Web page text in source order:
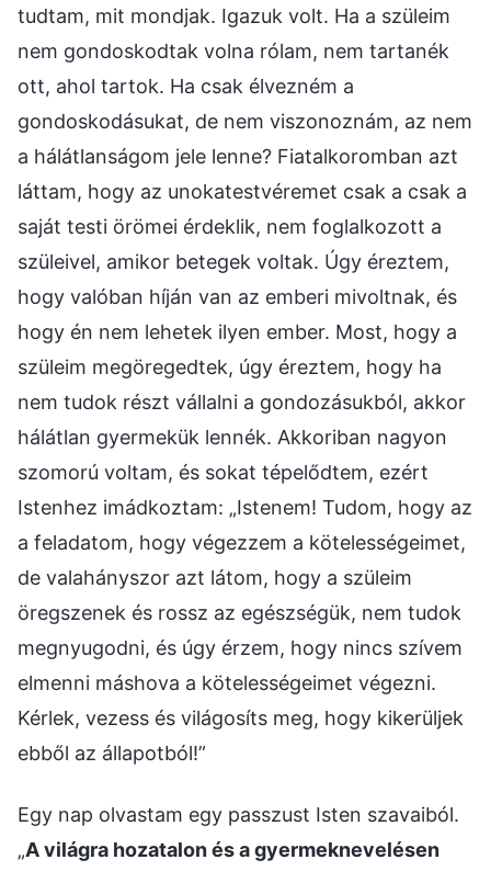
tudtam, mit mondjak. Igazuk volt. Ha a szüleim
nem gondoskodtak volna rólam, nem tartanék
ott, ahol tartok. Ha csak élvezném a
gondoskodásukat, de nem viszonoznám, az nem
a hálátlanságom jele lenne? Fiatalkoromban azt
láttam, hogy az unokatestvéremet csak a csak a
saját testi örömei érdeklik, nem foglalkozott a
szüleivel, amikor betegek voltak. Úgy éreztem,
hogy valóban híján van az emberi mivoltnak, és
hogy én nem lehetek ilyen ember. Most, hogy a
szüleim megöregedtek, úgy éreztem, hogy ha
nem tudok részt vállalni a gondozásukból, akkor
hálátlan gyermekük lennék. Akkoriban nagyon
szomorú voltam, és sokat tépelődtem, ezért
Istenhez imádkoztam: „Istenem! Tudom, hogy az
a feladatom, hogy végezzem a kötelességeimet,
de valahányszor azt látom, hogy a szüleim
öregszenek és rossz az egészségük, nem tudok
megnyugodni, és úgy érzem, hogy nincs szívem
elmenni máshova a kötelességeimet végezni.
Kérlek, vezess és világosíts meg, hogy kikerüljek
ebből az állapotból!”
Egy nap olvastam egy passzust Isten szavaiból.
„A világra hozatalon és a gyermeknevelésen